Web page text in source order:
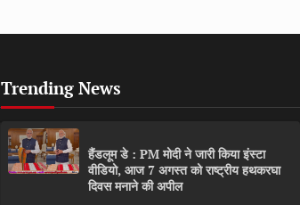
Trending News
हैंडलूम डे : PM मोदी ने जारी किया इंस्टा
वीडियो, आज 7 अगस्त को राष्ट्रीय हथकरघा
दिवस मनाने की अपील